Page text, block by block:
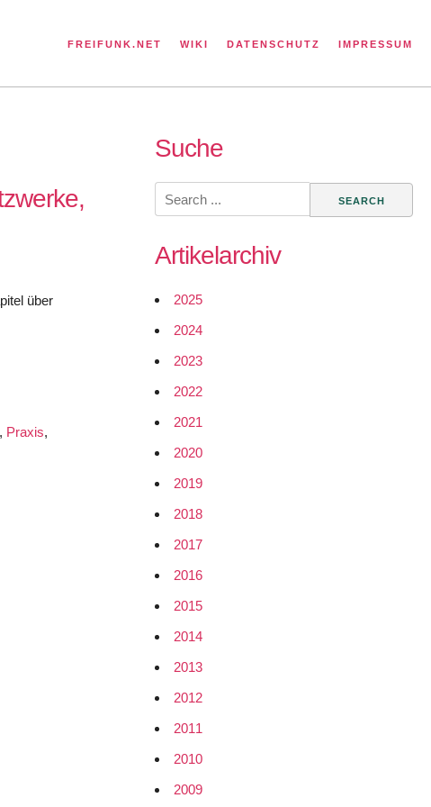
FREIFUNK.NET WIKI DATENSCHUTZ IMPRESSUM
über
, Praxis,
Suche
Search
for:
Artikelarchiv
2025
2024
2023
2022
2021
2020
2019
2018
2017
2016
2015
2014
2013
2012
2011
2010
2009